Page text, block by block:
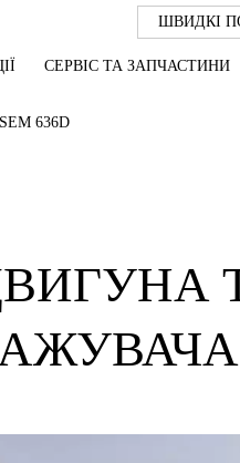
СЕРВІС ТА ЗАПЧАСТИНИ
ШВИДКІ
SEM 636D